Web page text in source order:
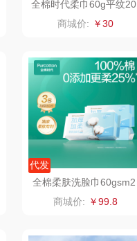
晒瑞 实丰文化
山萃 可益康
BTSM 路悠悠
保宁 伊莎贝拉
雅鹿 圣耳
全棉时代柔巾60g平纹20
0mm*200mm100片/包1
包
商城价: ￥30
代发
全棉柔肤洗脸巾60gsm2
00mm*200mm80片/包3
包
商城价: ￥99.8